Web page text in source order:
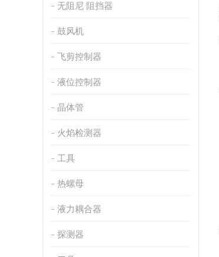
无阻尼 阻挡器
鼓风机
飞剪控制器
液位控制器
晶体管
火焰检测器
工具
热螺母
液力耦合器
探测器